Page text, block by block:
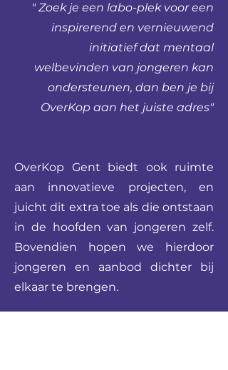
" Zoek je een labo-plek voor een
inspirerend en vernieuwend
initiatief dat mentaal
welbevinden van jongeren kan
ondersteunen, dan ben je bij
OverKop aan het juiste adres"
OverKop Gent biedt ook ruimte
aan innovatieve projecten, en
juicht dit extra toe als die ontstaan
in de hoofden van jongeren zelf.
Bovendien hopen we hierdoor
jongeren en aanbod dichter bij
elkaar te brengen.